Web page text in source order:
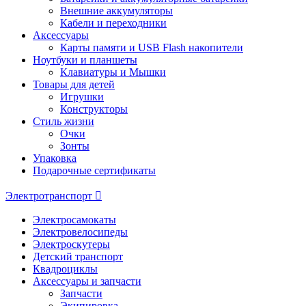
Внешние аккумуляторы
Кабели и переходники
Аксессуары
Карты памяти и USB Flash накопители
Ноутбуки и планшеты
Клавиатуры и Мышки
Товары для детей
Игрушки
Конструкторы
Стиль жизни
Очки
Зонты
Упаковка
Подарочные сертификаты
Электротранспорт
Электросамокаты
Электровелосипеды
Электроскутеры
Детский транспорт
Квадроциклы
Аксессуары и запчасти
Запчасти